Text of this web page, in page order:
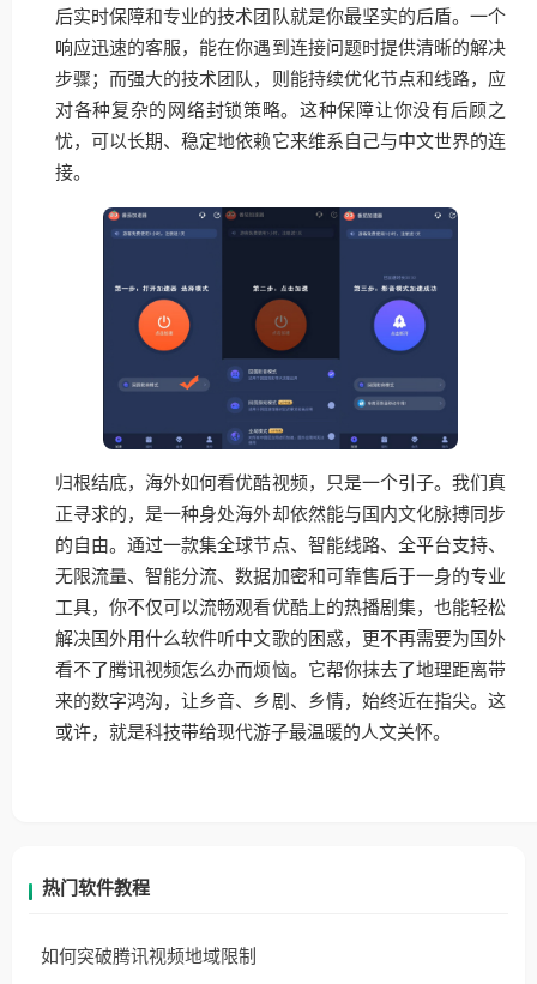
后实时保障和专业的技术团队就是你最坚实的后盾。一个
响应迅速的客服，能在你遇到连接问题时提供清晰的解决
步骤；而强大的技术团队，则能持续优化节点和线路，应
对各种复杂的网络封锁策略。这种保障让你没有后顾之
忧，可以长期、稳定地依赖它来维系自己与中文世界的连
接。
归根结底，海外如何看优酷视频，只是一个引子。我们真
正寻求的，是一种身处海外却依然能与国内文化脉搏同步
的自由。通过一款集全球节点、智能线路、全平台支持、
无限流量、智能分流、数据加密和可靠售后于一身的专业
工具，你不仅可以流畅观看优酷上的热播剧集，也能轻松
解决国外用什么软件听中文歌的困惑，更不再需要为国外
看不了腾讯视频怎么办而烦恼。它帮你抹去了地理距离带
来的数字鸿沟，让乡音、乡剧、乡情，始终近在指尖。这
或许，就是科技带给现代游子最温暖的人文关怀。
热门软件教程
如何突破腾讯视频地域限制